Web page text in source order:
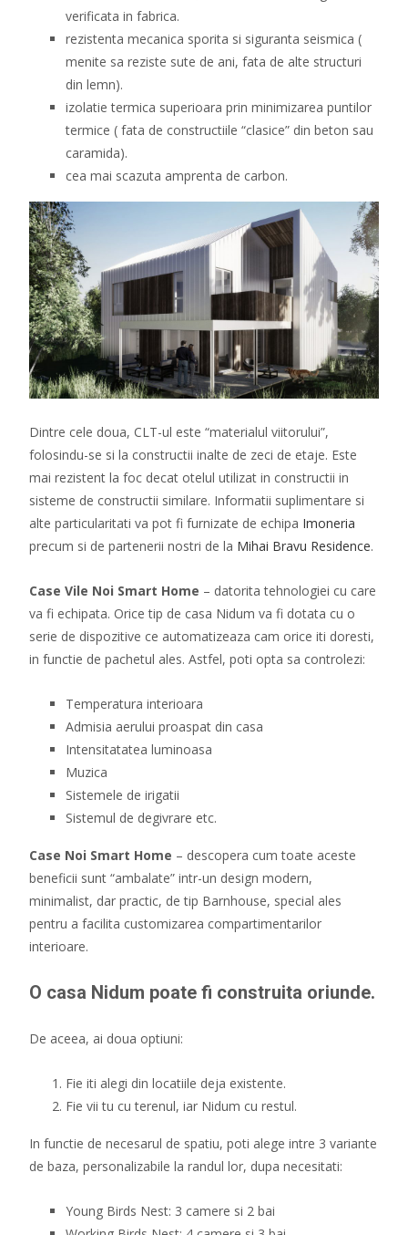
verificata in fabrica.
rezistenta mecanica sporita si siguranta seismica (
menite sa reziste sute de ani, fata de alte structuri
din lemn).
izolatie termica superioara prin minimizarea puntilor
termice ( fata de constructiile “clasice” din beton sau
caramida).
cea mai scazuta amprenta de carbon.
Dintre cele doua, CLT-ul este “materialul viitorului”,
folosindu-se si la constructii inalte de zeci de etaje. Este
mai rezistent la foc decat otelul utilizat in constructii in
sisteme de constructii similare. Informatii suplimentare si
alte particularitati va pot fi furnizate de echipa Imoneria
precum si de partenerii nostri de la Mihai Bravu Residence.
Case Vile Noi Smart Home – datorita tehnologiei cu care
va fi echipata. Orice tip de casa Nidum va fi dotata cu o
serie de dispozitive ce automatizeaza cam orice iti doresti,
in functie de pachetul ales. Astfel, poti opta sa controlezi:
Temperatura interioara
Admisia aerului proaspat din casa
Intensitatatea luminoasa
Muzica
Sistemele de irigatii
Sistemul de degivrare etc.
Case Noi Smart Home – descopera cum toate aceste
beneficii sunt “ambalate” intr-un design modern,
minimalist, dar practic, de tip Barnhouse, special ales
pentru a facilita customizarea compartimentarilor
interioare.
O casa Nidum poate fi construita oriunde.
De aceea, ai doua optiuni:
Fie iti alegi din locatiile deja existente.
Fie vii tu cu terenul, iar Nidum cu restul.
In functie de necesarul de spatiu, poti alege intre 3 variante
de baza, personalizabile la randul lor, dupa necesitati:
Young Birds Nest: 3 camere si 2 bai